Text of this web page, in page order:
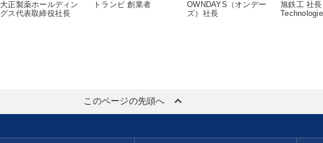
大正製薬ホールディン
グス代表取締役社長
トランビ 創業者
OWNDAYS（オンデー
ズ）社長
旭鉄工 社
このページの先頭へ keyboard_arrow_up